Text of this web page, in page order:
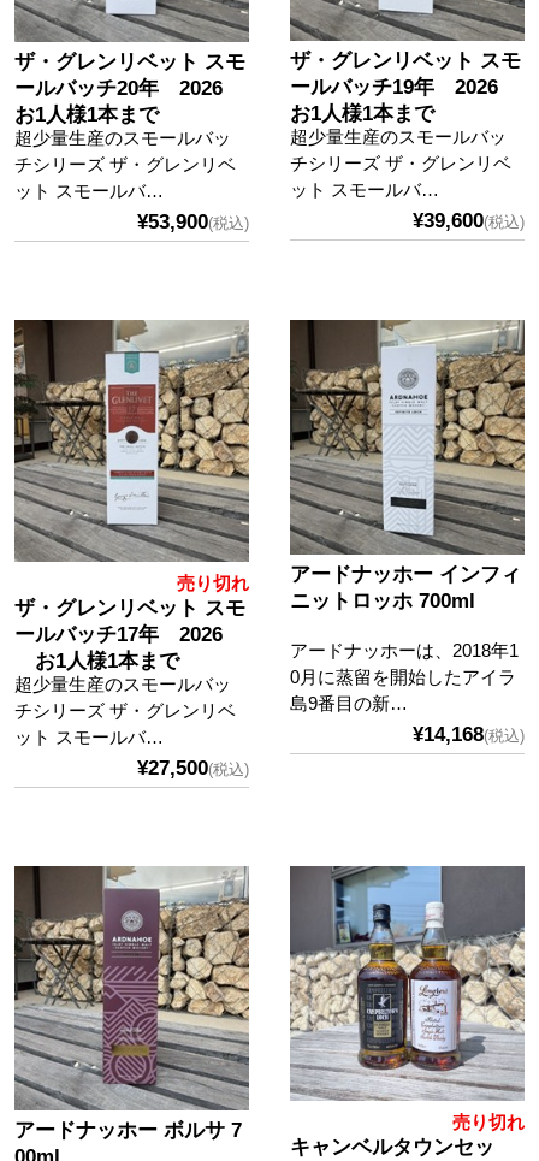
ザ・グレンリベット スモ
ールバッチ20年 2026
お1人様1本まで
超少量生産のスモールバッ
チシリーズ ザ・グレンリベ
ット スモールバ…
¥53,900(税込)
ザ・グレンリベット スモ
ールバッチ19年 2026
お1人様1本まで
超少量生産のスモールバッ
チシリーズ ザ・グレンリベ
ット スモールバ…
¥39,600(税込)
売り切れ
ザ・グレンリベット スモ
ールバッチ17年 2026
お1人様1本まで
超少量生産のスモールバッ
チシリーズ ザ・グレンリベ
ット スモールバ…
¥27,500(税込)
アードナッホー インフィ
ニットロッホ 700ml
アードナッホーは、2018年1
0月に蒸留を開始したアイラ
島9番目の新…
¥14,168(税込)
アードナッホー ボルサ 7
売り切れ
キャンベルタウンセッ